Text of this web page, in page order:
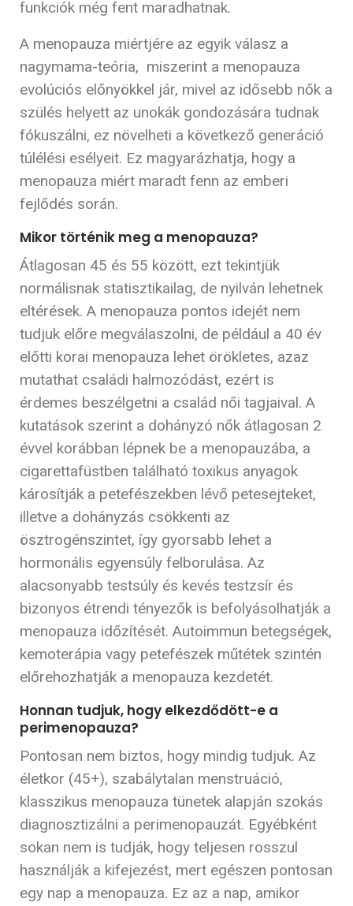
funkciók még fent maradhatnak.
A menopauza miértjére az egyik válasz a
nagymama-teória, miszerint a menopauza
evolúciós előnyökkel jár, mivel az idősebb nők a
szülés helyett az unokák gondozására tudnak
fókuszálni, ez növelheti a következő generáció
túlélési esélyeit. Ez magyarázhatja, hogy a
menopauza miért maradt fenn az emberi
fejlődés során.
Mikor történik meg a menopauza?
Átlagosan 45 és 55 között, ezt tekintjük
normálisnak statisztikailag, de nyilván lehetnek
eltérések. A menopauza pontos idejét nem
tudjuk előre megválaszolni, de például a 40 év
előtti korai menopauza lehet örökletes, azaz
mutathat családi halmozódást, ezért is
érdemes beszélgetni a család női tagjaival. A
kutatások szerint a dohányzó nők átlagosan 2
évvel korábban lépnek be a menopauzába, a
cigarettafüstben található toxikus anyagok
károsítják a petefészekben lévő petesejteket,
illetve a dohányzás csökkenti az
ösztrogénszintet, így gyorsabb lehet a
hormonális egyensúly felborulása. Az
alacsonyabb testsúly és kevés testzsír és
bizonyos étrendi tényezők is befolyásolhatják a
menopauza időzítését. Autoimmun betegségek,
kemoterápia vagy petefészek műtétek szintén
előrehozhatják a menopauza kezdetét.
Honnan tudjuk, hogy elkezdődött-e a
perimenopauza?
Pontosan nem biztos, hogy mindig tudjuk. Az
életkor (45+), szabálytalan menstruáció,
klasszikus menopauza tünetek alapján szokás
diagnosztizálni a perimenopauzát. Egyébként
sokan nem is tudják, hogy teljesen rosszul
használják a kifejezést, mert egészen pontosan
egy nap a menopauza. Ez az a nap, amikor